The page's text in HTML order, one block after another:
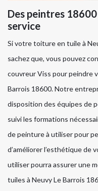
Des peintres
service
Si votre toiture en tuile à
sachez que, vous pouvez
couvreur Viss pour peindre
Barrois 18600. Notre
disposition des équipes de
suivi les formations
de peinture à utiliser pour
d’améliorer l’esthétique de
utiliser pourra assurer une
tuiles à Neuvy Le Barrois